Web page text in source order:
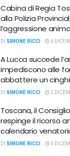
Cabina di Regia
alla Polizia
l’aggressione
DI SIMONE RICCI 6
A Lucca succede
impediscono alle
abbattere un
DI SIMONE RICCI 5
Toscana, il
respinge il ricorso
calendario
DI SIMONE RICCI 5